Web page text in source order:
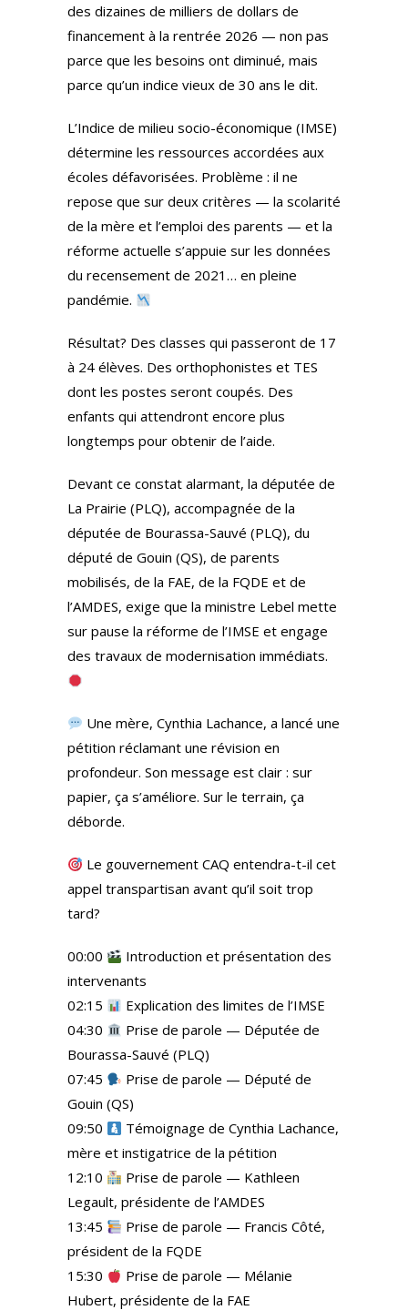
m
des dizaines de milliers de dollars de
financement à la rentrée 2026 — non pas
parce que les besoins ont diminué, mais
parce qu’un indice vieux de 30 ans le dit.
L’Indice de milieu socio-économique (IMSE)
détermine les ressources accordées aux
écoles défavorisées. Problème : il ne
repose que sur deux critères — la scolarité
de la mère et l’emploi des parents — et la
réforme actuelle s’appuie sur les données
du recensement de 2021… en pleine
pandémie.
Résultat? Des classes qui passeront de 17
à 24 élèves. Des orthophonistes et TES
dont les postes seront coupés. Des
enfants qui attendront encore plus
longtemps pour obtenir de l’aide.
Devant ce constat alarmant, la députée de
La Prairie (PLQ), accompagnée de la
députée de Bourassa-Sauvé (PLQ), du
député de Gouin (QS), de parents
mobilisés, de la FAE, de la FQDE et de
l’AMDES, exige que la ministre Lebel mette
sur pause la réforme de l’IMSE et engage
des travaux de modernisation immédiats.
Une mère, Cynthia Lachance, a lancé une
pétition réclamant une révision en
profondeur. Son message est clair : sur
papier, ça s’améliore. Sur le terrain, ça
déborde.
Le gouvernement CAQ entendra-t-il cet
appel transpartisan avant qu’il soit trop
tard?
00:00
Introduction et présentation des
intervenants
02:15
Explication des limites de l’IMSE
04:30
Prise de parole — Députée de
Bourassa-Sauvé (PLQ)
07:45
Prise de parole — Député de
Gouin (QS)
09:50
Témoignage de Cynthia Lachance,
mère et instigatrice de la pétition
12:10
Prise de parole — Kathleen
Legault, présidente de l’AMDES
13:45
Prise de parole — Francis Côté,
président de la FQDE
15:30
Prise de parole — Mélanie
Hubert, présidente de la FAE